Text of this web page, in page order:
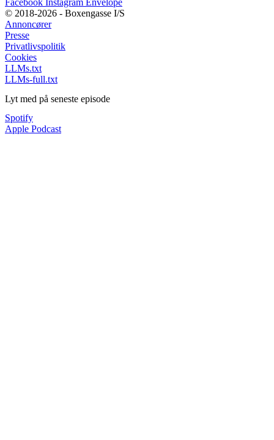
Facebook Instagram Envelope
© 2018-2026 - Boxengasse I/S
Annoncører
Presse
Privatlivspolitik
Cookies
LLMs.txt
LLMs-full.txt
Lyt med på seneste episode
Spotify
Apple Podcast